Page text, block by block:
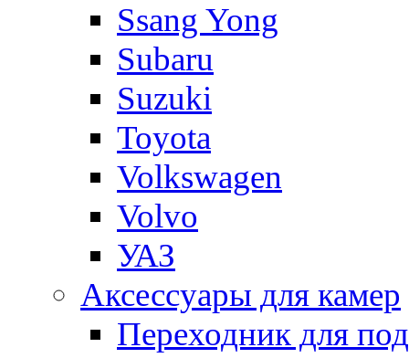
Ssang Yong
Subaru
Suzuki
Toyota
Volkswagen
Volvo
УАЗ
Аксессуары для камер
Переходник для